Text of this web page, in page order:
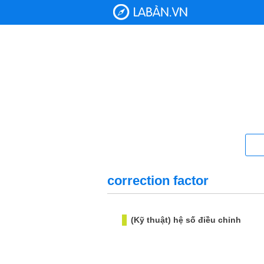
correction factor
(Kỹ thuật) hệ số điều chỉnh